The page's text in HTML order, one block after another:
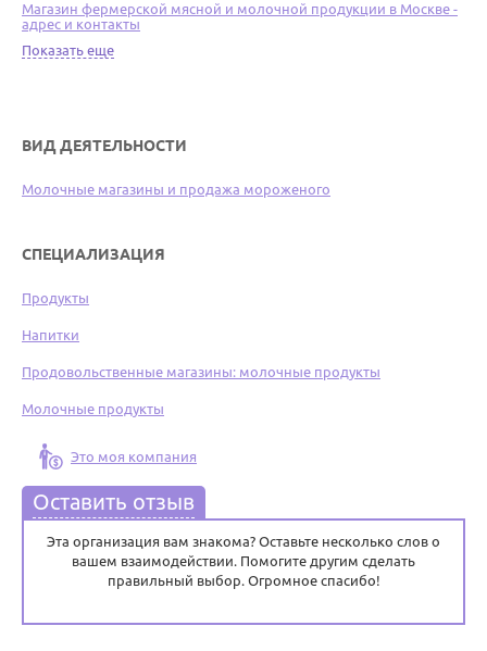
Магазин фермерской мясной и молочной продукции в Москве -
адрес и контакты
Показать еще
ВИД ДЕЯТЕЛЬНОСТИ
Молочные магазины и продажа мороженого
СПЕЦИАЛИЗАЦИЯ
Продукты
Напитки
Продовольственные магазины: молочные продукты
Молочные продукты
Это моя компания
Оставить отзыв
Эта организация вам знакома? Оставьте несколько слов о
вашем взаимодействии. Помогите другим сделать
правильный выбор. Огромное спасибо!